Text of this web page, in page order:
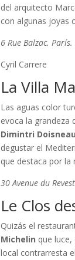
del arquitecto
con algunas joyas
6 Rue Balzac.
Cyril Carrere
La Villa
Las aguas color
evoca la grandeza
Dimintri Doisneau
degustar el
que destaca por la
30 Avenue du
Le Clos
Quizás el
Michelin que
local contrarresta